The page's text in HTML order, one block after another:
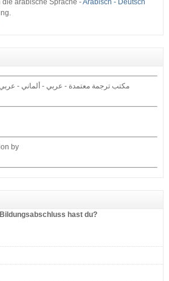
arabische Sprache -Arabisch - Deutsch
مكتب ترجمة معتمدة - عربي - ألماني -
by
hast du?